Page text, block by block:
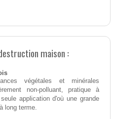
maison :
végétales et minérales
non-polluant, pratique à
application d'où une grande
long terme.